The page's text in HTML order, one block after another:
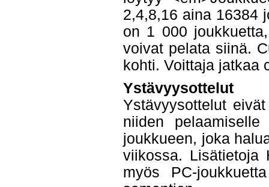
2,4,8,16 aina 16384
on 1 000
voivat pelata siinä.
kohti. Voittaja jatkaa
Ystävyysottelut
Ystävyysottelut
niiden
joukkueen, joka
viikossa. Lisätietoja
myös PC-